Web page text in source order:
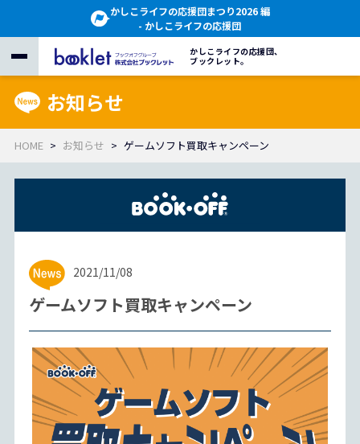
かしこライフの応援団まつり2026 編
- かしこライフの応援団
かしこライフの応援団、
ブックレット。
お知らせ
HOME お知らせ ゲームソフト買取キャンペーン
2021/11/08
ゲームソフト買取キャンペーン